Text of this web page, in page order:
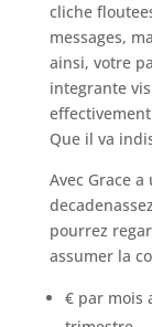
cliche
messages,
ainsi, votre
integrante
Que il va
Avec Grace
pourrez
assumer la
€ par mois